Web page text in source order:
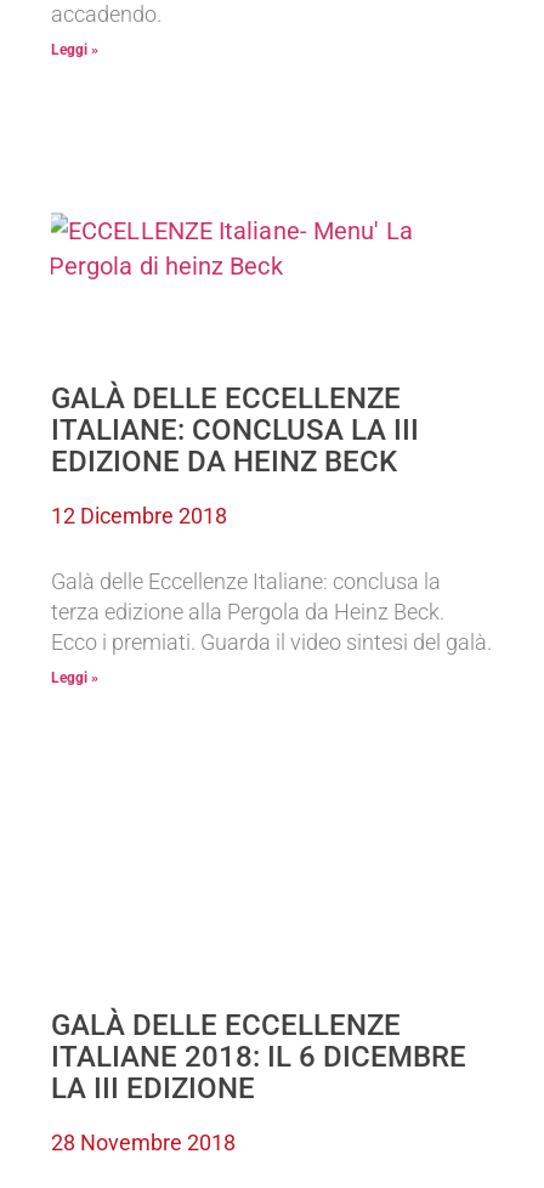
accadendo.
Leggi »
GALÀ DELLE ECCELLENZE
ITALIANE: CONCLUSA LA III
EDIZIONE DA HEINZ BECK
12 Dicembre 2018
Galà delle Eccellenze Italiane: conclusa la
terza edizione alla Pergola da Heinz Beck.
Ecco i premiati. Guarda il video sintesi del galà.
Leggi »
GALÀ DELLE ECCELLENZE
ITALIANE 2018: IL 6 DICEMBRE
LA III EDIZIONE
28 Novembre 2018